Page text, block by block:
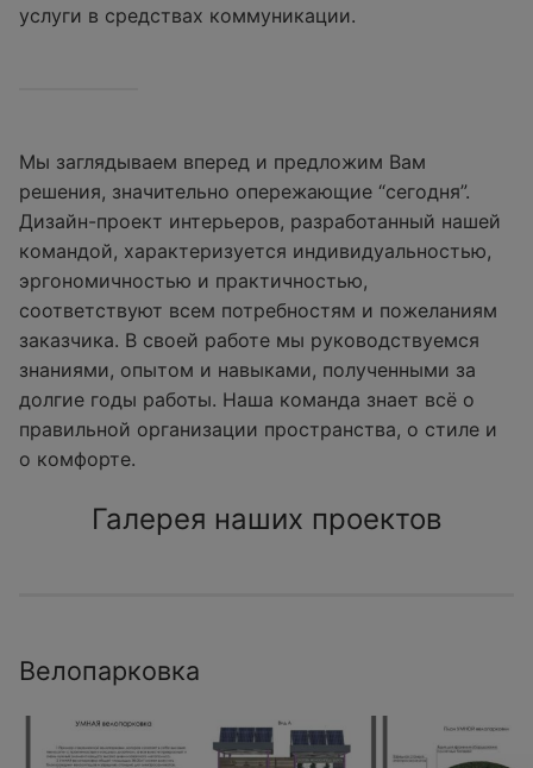
услуги в средствах коммуникации.
Мы заглядываем вперед и предложим Вам
решения, значительно опережающие “сегодня”.
Дизайн-проект интерьеров, разработанный нашей
командой, характеризуется индивидуальностью,
эргономичностью и практичностью,
соответствуют всем потребностям и пожеланиям
заказчика. В своей работе мы руководствуемся
знаниями, опытом и навыками, полученными за
долгие годы работы. Наша команда знает всё о
правильной организации пространства, о стиле и
о комфорте.
Галерея наших проектов
Велопарковка